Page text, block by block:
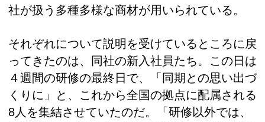
社が扱う多種多様な商材が用いられている。
それぞれについて説明を受けているところに戻
ってきたのは、同社の新入社員たち。この日は
４週間の研修の最終日で、「同期との思い出づ
くりに」と、これから全国の拠点に配属される
8人を集結させていたのだ。「研修以外では、